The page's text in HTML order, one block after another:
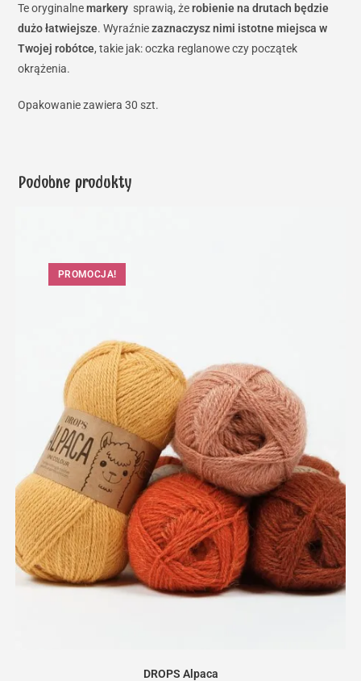
Te oryginalnemarkery sprawią, żerobienie na drutach będzie
dużo łatwiejsze. Wyraźniezaznaczysz nimi istotne miejsca w
Twojej robótce, takie jak: oczka reglanowe czy początek
okrążenia.
Opakowanie zawiera 30 szt.
Podobne produkty
PROMOCJA!
DROPS Alpaca